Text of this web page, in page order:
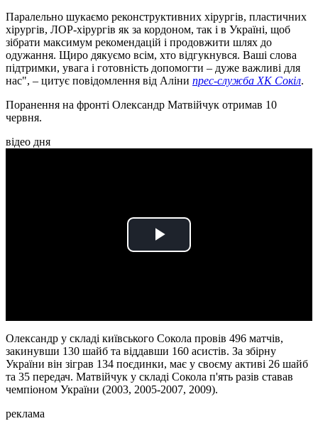
Паралельно шукаємо реконструктивних хірургів, пластичних
хірургів, ЛОР-хірургів як за кордоном, так і в Україні, щоб
зібрати максимум рекомендацій і продовжити шлях до
одужання. Щиро дякуємо всім, хто відгукнувся. Ваші слова
підтримки, увага і готовність допомогти – дуже важливі для
нас", – цитує повідомлення від Аліни прес-служба ХК Сокіл.
Поранення на фронті Олександр Матвійчук отримав 10
червня.
відео дня
Play
Олександр у складі київського Сокола провів 496 матчів,
закинувши 130 шайб та віддавши 160 асистів. За збірну
України він зіграв 134 поєдинки, має у своєму активі 26 шайб
та 35 передач. Матвійчук у складі Сокола п'ять разів ставав
чемпіоном України (2003, 2005-2007, 2009).
реклама